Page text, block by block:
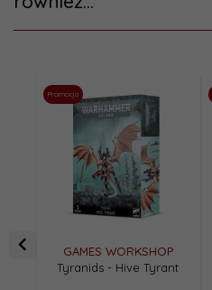
Promocja
GAMES WORKSHOP
Tyranids - Hive Tyrant